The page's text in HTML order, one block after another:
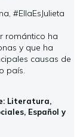
#EllaEsJulieta
romántico ha
y que ha
causas de
país.
Literatura,
Español y